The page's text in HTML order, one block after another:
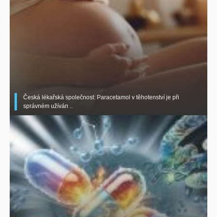
Česká lékařská společnost: Paracetamol v těhotenství je při
správném užíván ..